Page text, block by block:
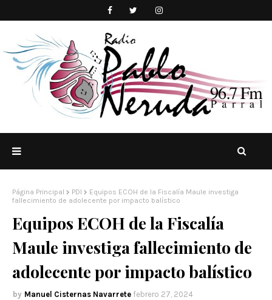
Página Principal PDI
Equipos ECOH de la Fiscalía Maule investiga
fallecimiento de adolecente por impacto balístico
Equipos ECOH de la Fiscalía
Maule investiga fallecimiento de
adolecente por impacto balístico
Manuel Cisternas Navarrete febrero 27, 2024